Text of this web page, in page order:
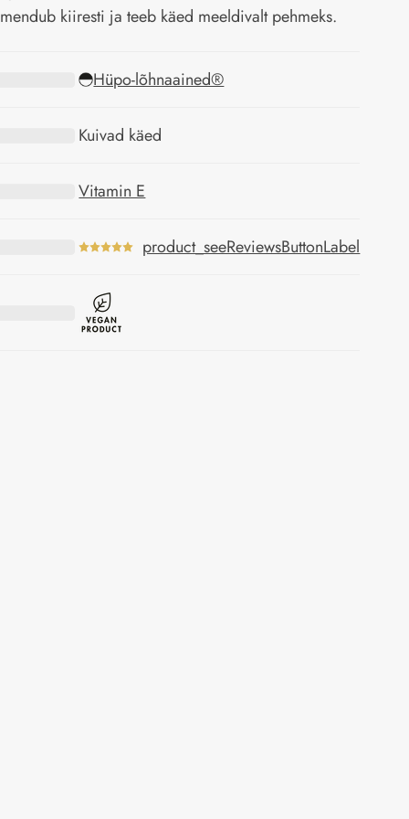
kiiresti ja teeb käed meeldivalt pehmeks.
Hüpo-lõhnaained®
Kuivad käed
Vitamin E
product_seeReviewsButtonLabel